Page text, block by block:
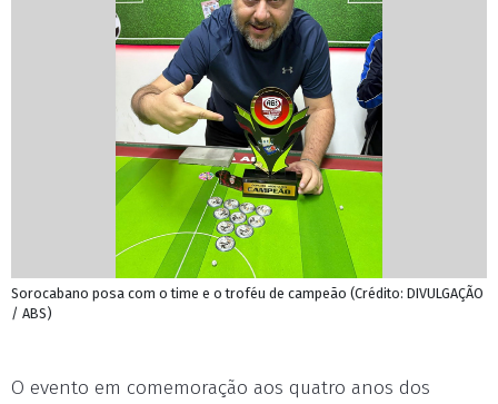
Sorocabano posa com o time e o troféu de campeão (Crédito: DIVULGAÇÃO
/ ABS)
O evento em comemoração aos quatro anos dos